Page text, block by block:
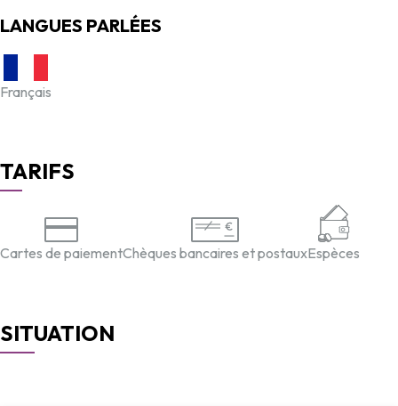
LANGUES PARLÉES
Français
TARIFS
Cartes de paiementChèques bancaires et postauxEspèces
SITUATION